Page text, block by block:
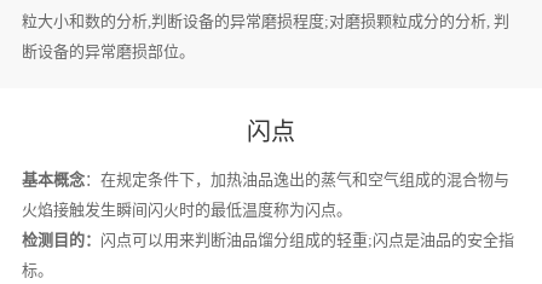
粒大小和数的分析,判断设备的异常磨损程度;对磨损颗粒成分的分析, 判
断设备的异常磨损部位。
闪点
基本概念：在规定条件下，加热油品逸出的蒸气和空气组成的混合物与
火焰接触发生瞬间闪火时的最低温度称为闪点。
检测目的： 闪点可以用来判断油品馏分组成的轻重;闪点是油品的安全指
标。